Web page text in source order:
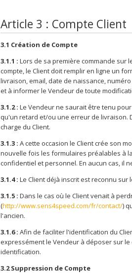
Article 3 : Compte Client
3.1 Création de Compte
3.1.1 : Lors de sa première commande sur
compte, le Client doit remplir en ligne un
livraison, email, date de naissance,
et à informer le Vendeur de toute
3.1.2 : Le Vendeur ne saurait être tenu
qu'un retard et/ou une erreur de livraison.
charge du Client.
3.1.3 : A cette occasion le Client crée son
nouvelle fois les formulaires préalables à
confidentiel et personnel. En aucun cas, il
3.1.4 : Le Client déjà inscrit est reconnu sur
3.1.5 : Dans le cas où le Client venait à
(http://www.sens4speed.com/fr/contact/)
l'ancien.
3.1.6 : Afin de faciliter l'identification du
expressément le Vendeur à déposer sur
identification.
3.2 Suppression de Compte